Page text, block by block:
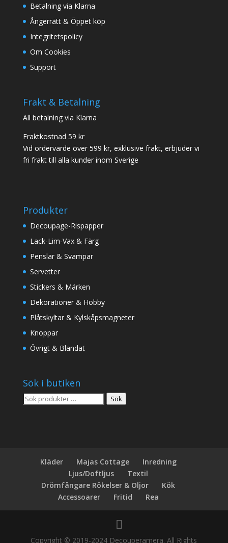
Betalning via Klarna
Ångerrätt & Öppet köp
Integritetspolicy
Om Cookies
Support
Frakt & Betalning
All betalning via Klarna
Fraktkostnad 59 kr
Vid ordervärde över 599 kr, exklusive frakt, erbjuder vi
fri frakt till alla kunder inom Sverige
Produkter
Decoupage-Rispapper
Lack-Lim-Vax & Färg
Penslar & Svampar
Servetter
Stickers & Märken
Dekorationer & Hobby
Plåtskyltar & Kylskåpsmagneter
Knoppar
Övrigt & Blandat
Sök i butiken
Sök
Sök
Kläder Majas Cottage
Inredning
Ljus/Doftljus
Textil
Drömfångare Rökelser & Oljor
Kök
Accessoarer
Fritid Rea
Copyright © 2019-2024 Decouperamera. All Rights